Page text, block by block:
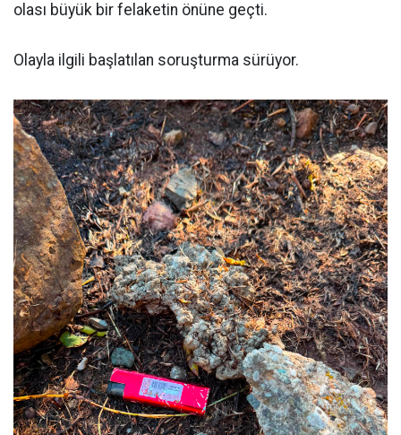
olası büyük bir felaketin önüne geçti.
Olayla ilgili başlatılan soruşturma sürüyor.